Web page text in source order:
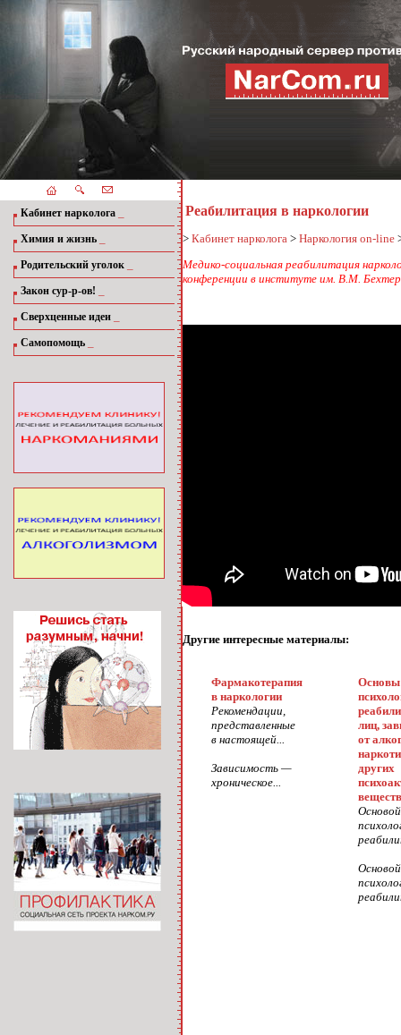
Кабинет нарколога
Химия и жизнь
Родительский уголок
Закон сур-р-ов!
Сверхценные идеи
Самопомощь
Реабилитация в наркологии
> Кабинет нарколога > Наркология on-line
Медико-социальная реабилитация
конференции в институте им. В.М.
Другие интересные материалы:
Фармакотерапия
в наркологии
Рекомендации,
представленные
в настоящей...
Зависимость —
хроническое...
Основы
лиц,
от
других
веществ
Основой
Основой